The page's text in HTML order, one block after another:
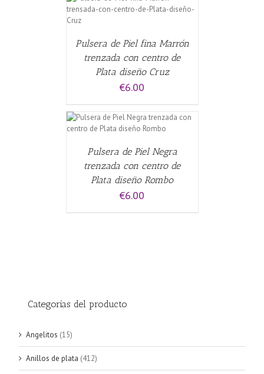
Pulsera de Piel fina Marrón
trenzada con centro de
Plata diseño Cruz
€6.00
Pulsera de Piel Negra
trenzada con centro de
Plata diseño Rombo
€6.00
Categorías del producto
Angelitos (15)
Anillos de plata (412)